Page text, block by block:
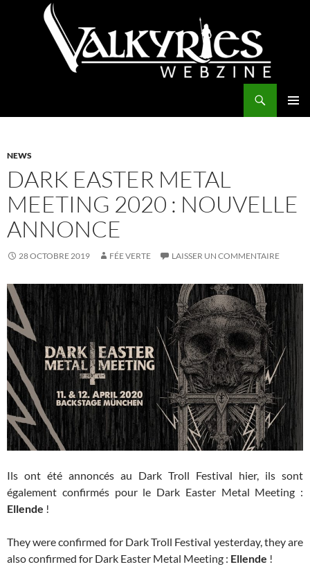
NEWS
DARK EASTER METAL
MEETING 2020 : NOUVELLE
ANNONCE
28 OCTOBRE 2019 FÉE VERTE LAISSER UN COMMENTAIRE
Ils ont été annoncés au Dark Troll Festival hier, ils sont
également confirmés pour le Dark Easter Metal Meeting :
Ellende !
They were confirmed for Dark Troll Festival yesterday, they are
also confirmed for Dark Easter Metal Meeting : Ellende !